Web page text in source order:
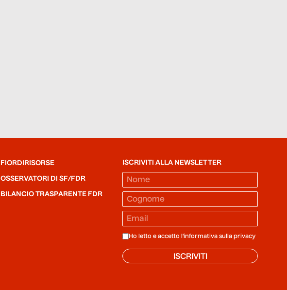
FIORDIRISORSE
OSSERVATORI DI SF/FDR
BILANCIO TRASPARENTE FDR
ISCRIVITI ALLA NEWSLETTER
Ho letto e accetto l'informativa sulla privacy
ISCRIVITI